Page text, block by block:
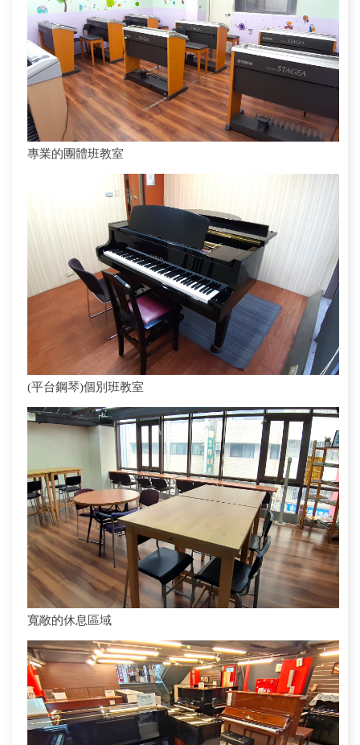
專業的團體班教室
(平台鋼琴)個別班教室
寬敞的休息區域